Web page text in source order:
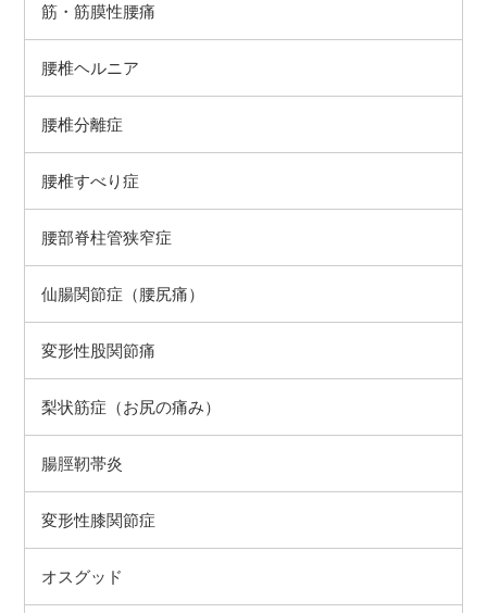
筋・筋膜性腰痛
腰椎ヘルニア
腰椎分離症
腰椎すべり症
腰部脊柱管狭窄症
仙腸関節症（腰尻痛）
変形性股関節痛
梨状筋症（お尻の痛み）
腸脛靭帯炎
変形性膝関節症
オスグッド